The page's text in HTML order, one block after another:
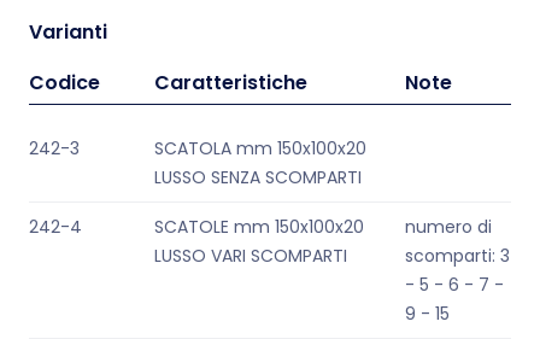
Varianti
Codice
Caratteristiche Note
242-3
SCATOLA mm 150x100x20
LUSSO SENZA SCOMPARTI
242-4
SCATOLE mm 150x100x20
LUSSO VARI SCOMPARTI
numero di
scomparti: 3
- 5 - 6 - 7 -
9 - 15